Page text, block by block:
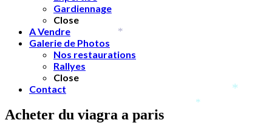
Gardiennage
Close
A Vendre
Galerie de Photos
Nos restaurations
Rallyes
Close
Contact
Acheter du viagra a paris